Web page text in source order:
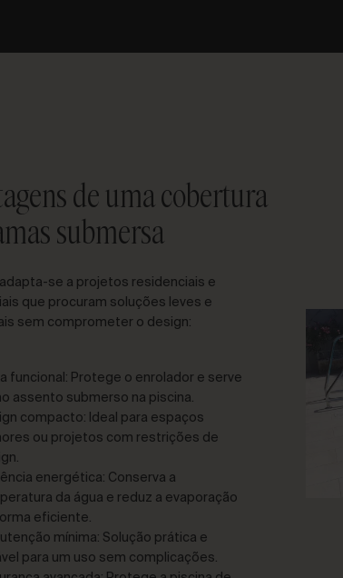
de uma cobertura
submersa
adapta-se a projetos residenciais e
que procuram soluções leves e
sem comprometer o design:
funcional: Protege o enrolador e serve
assento submerso na piscina.
compacto: Ideal para espaços
ou projetos com restrições de
energética: Conserva a
da água e reduz a evaporação
eficiente.
mínima: Solução prática e
para um uso sem complicações.